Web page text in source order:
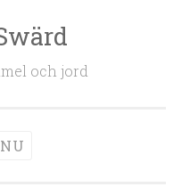
och jord